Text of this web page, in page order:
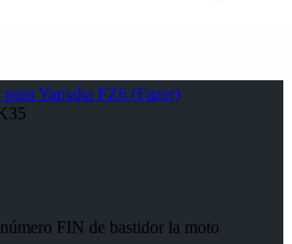
Yamaha FZ6 (Fazer)
FIN de bastidor la moto